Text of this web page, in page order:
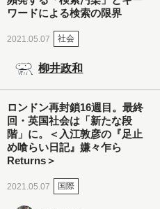
ワードによる検索の限界
2021.05.07 社会
柳井政和
ロンドン再封鎖16週目。最終
回・英国社会は「新たな段
階」に。＜入江敦彦の『足止
め喰らい日記』嫌々乍ら
Returns＞
2021.05.07 国際